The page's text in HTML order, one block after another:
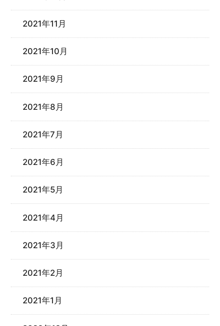
2021年11月
2021年10月
2021年9月
2021年8月
2021年7月
2021年6月
2021年5月
2021年4月
2021年3月
2021年2月
2021年1月